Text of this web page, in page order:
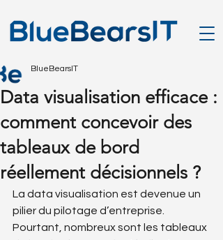
Data visualisation efficace :
comment concevoir des
tableaux de bord
réellement décisionnels ?
BlueBearsIT
La data visualisation est devenue un
pilier du pilotage d’entreprise.
Pourtant, nombreux sont les tableaux